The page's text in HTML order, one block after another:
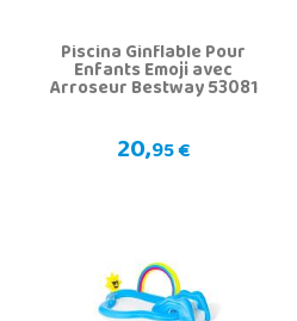
Piscina Ginflable Pour
Enfants Emoji avec
Arroseur Bestway 53081
20,95 €